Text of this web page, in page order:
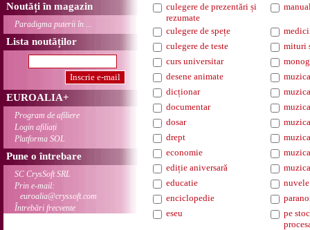
Noutăți în magazin
Paradigma puterii în ...
Lista noutăților
EUROALIA+
Program de afiliere
Login afiliați
Platforma SOL
Pune o întrebare
SC CrysSoft SRL
Prin e-mail:
euroalia@cryssoft.com
Întrebări frecvente
culegere de prezentări și
rezumate
culegere de spețe
culegere de teste
mituri
curs universitar
desene animate
dicționar
documentar
dosar
drept
economie
ediție aniversară
educatie
nuvele
enciclopedie
eseu
pe